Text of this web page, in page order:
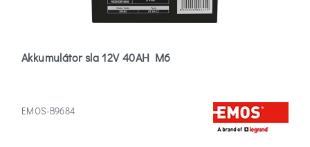
Akkumulátor sla 12V 40AH M6
EMOS-B9684